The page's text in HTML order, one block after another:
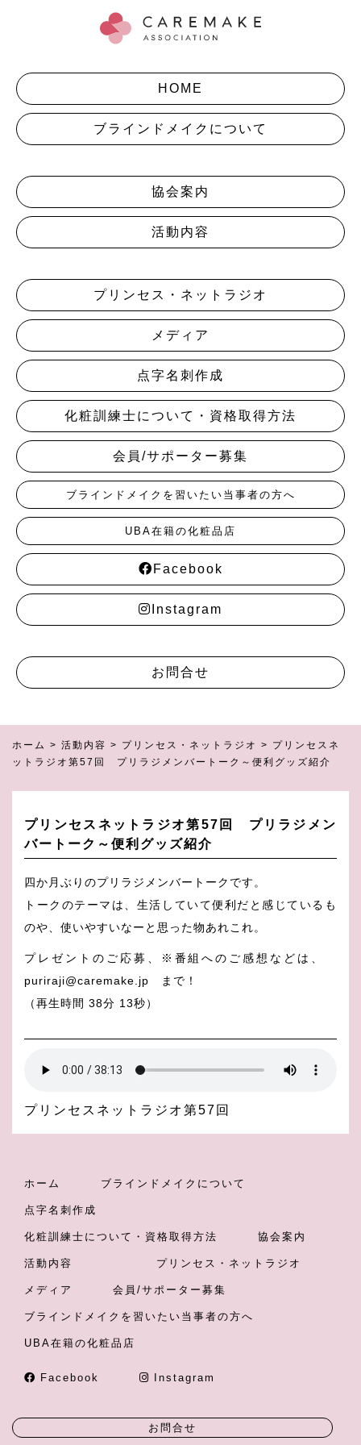
HOME
ブラインドメイクについて
協会案内
活動内容
プリンセス・ネットラジオ
メディア
点字名刺作成
化粧訓練士について・資格取得方法
会員/サポーター募集
ブラインドメイクを習いたい当事者の方へ
UBA在籍の化粧品店
Facebook
Instagram
お問合せ
ホーム > 活動内容 > プリンセス・ネットラジオ > プリンセスネ
ットラジオ第57回 プリラジメンバートーク～便利グッズ紹介
プリンセスネットラジオ第57回 プリラジメン
バートーク～便利グッズ紹介
四か月ぶりのプリラジメンバートークです。
トークのテーマは、生活していて便利だと感じているも
のや、使いやすいなーと思った物あれこれ。
プレゼントのご応募、※番組へのご感想などは、
puriraji@caremake.jp まで！
（再生時間 38分 13秒）
プリンセスネットラジオ第57回
ホーム ブラインドメイクについて
点字名刺作成
化粧訓練士について・資格取得方法 協会案内
活動内容 プリンセス・ネットラジオ
メディア 会員/サポーター募集
ブラインドメイクを習いたい当事者の方へ
UBA在籍の化粧品店
Facebook Instagram
お問合せ